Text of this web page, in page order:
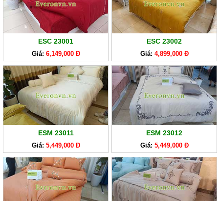
ESC 23001
Giá: 6,149,000 Đ
ESC 23002
Giá: 4,899,000 Đ
ESM 23011
Giá: 5,449,000 Đ
ESM 23012
Giá: 5,449,000 Đ